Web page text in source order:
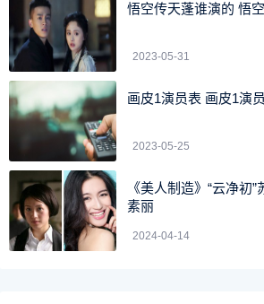
第三季，Joe开始以爸爸的身份，与
其来、没有计划的新生活，对Joe来说是
令他收心养性？相信是大家期待的剧情
悟空传天蓬谁演的 悟
2023-05-31
画皮1演员表 画皮1演
2023-05-25
《美人制造》“云净初
素丽
2024-04-14